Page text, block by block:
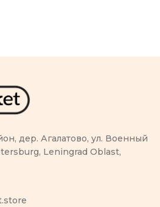
дер. Агалатово, ул. Военный
Leningrad Oblast,